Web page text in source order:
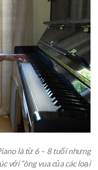
là từ 6 – 8 tuổi nhưng
với “ông vua của các loại